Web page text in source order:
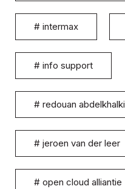
# intermax
# info support
# redouan abdelkhalki
# jeroen van der leer
# open cloud alliantie